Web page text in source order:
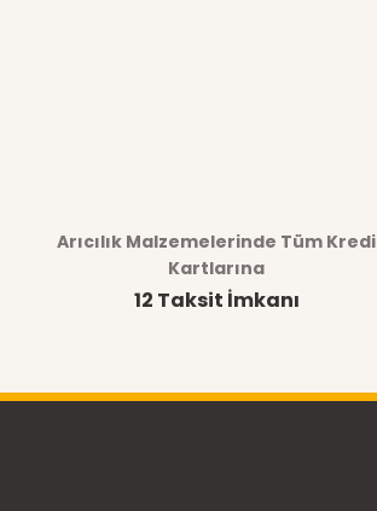
Arıcılık Malzemelerinde Tüm Kredi
Kartlarına
12 Taksit İmkanı